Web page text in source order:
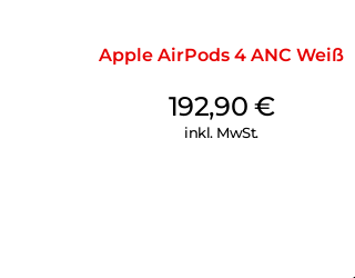
Apple AirPods 4 ANC Weiß
192,90 €
inkl. MwSt.